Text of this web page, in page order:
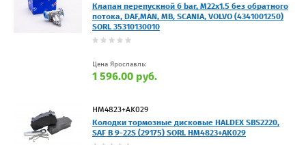
Клапан перепускной 6 bar, M22х1.5 без обратного
потока, DAF,MAN, MB, SCANIA, VOLVO (4341001250)
SORL 35310130010
Цена Ярославль:
1 596.00 руб.
HM4823+AK029
Колодки тормозные дисковые HALDEX SBS2220,
SAF B 9-22S (29175) SORL HM4823+AK029